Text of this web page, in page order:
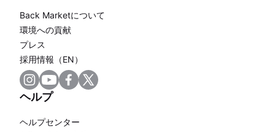
Back Marketについて
環境への貢献
プレス
採用情報（EN）
ヘルプ
ヘルプセンター